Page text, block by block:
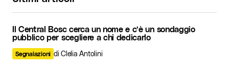
Il Central Bosc cerca un nome e c’è un sondaggio
pubblico per scegliere a chi dedicarlo
Segnalazioni di Clelia Antolini